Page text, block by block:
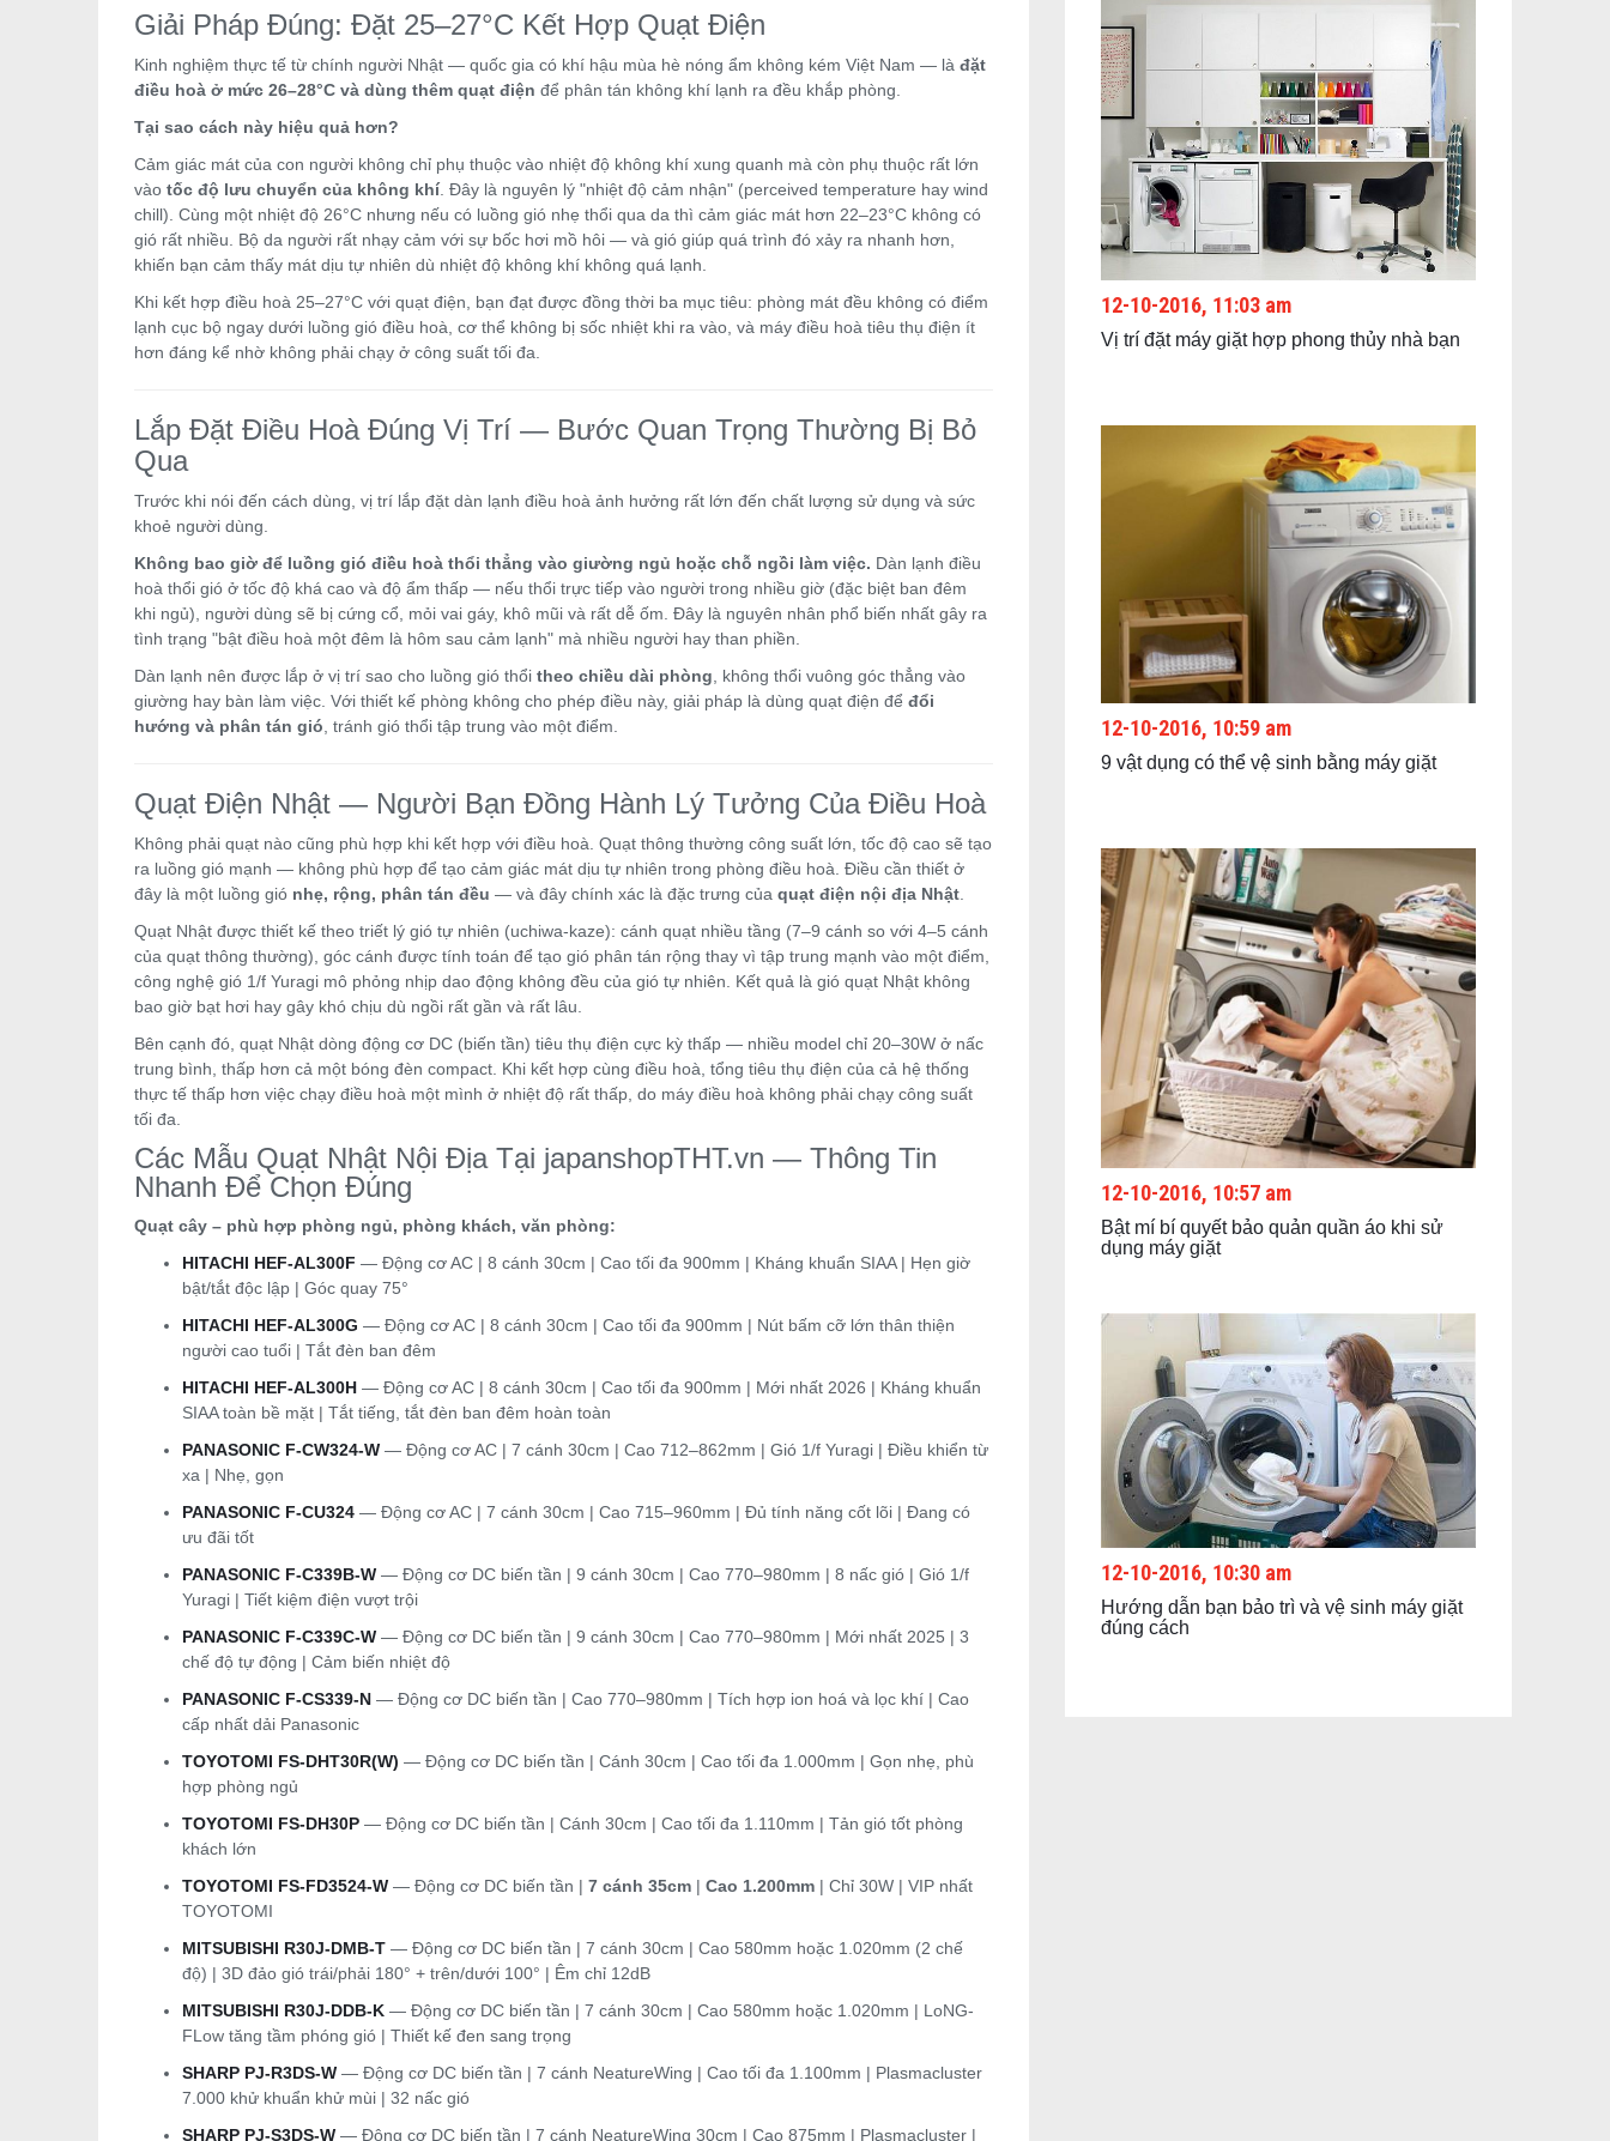
Giải Pháp Đúng: Đặt 25–27°C Kết Hợp Quạt Điện
Kinh nghiệm thực tế từ chính người Nhật — quốc gia có khí hậu mùa hè nóng ẩm không kém Việt Nam — là đặt
điều hoà ở mức 26–28°C và dùng thêm quạt điện để phân tán không khí lạnh ra đều khắp phòng.
Tại sao cách này hiệu quả hơn?
Cảm giác mát của con người không chỉ phụ thuộc vào nhiệt độ không khí xung quanh mà còn phụ thuộc rất lớn
vào tốc độ lưu chuyển của không khí. Đây là nguyên lý "nhiệt độ cảm nhận" (perceived temperature hay wind
chill). Cùng một nhiệt độ 26°C nhưng nếu có luồng gió nhẹ thổi qua da thì cảm giác mát hơn 22–23°C không có
gió rất nhiều. Bộ da người rất nhạy cảm với sự bốc hơi mồ hôi — và gió giúp quá trình đó xảy ra nhanh hơn,
khiến bạn cảm thấy mát dịu tự nhiên dù nhiệt độ không khí không quá lạnh.
Khi kết hợp điều hoà 25–27°C với quạt điện, bạn đạt được đồng thời ba mục tiêu: phòng mát đều không có điểm
lạnh cục bộ ngay dưới luồng gió điều hoà, cơ thể không bị sốc nhiệt khi ra vào, và máy điều hoà tiêu thụ điện ít
hơn đáng kể nhờ không phải chạy ở công suất tối đa.
Lắp Đặt Điều Hoà Đúng Vị Trí — Bước Quan Trọng Thường Bị Bỏ
Qua
Trước khi nói đến cách dùng, vị trí lắp đặt dàn lạnh điều hoà ảnh hưởng rất lớn đến chất lượng sử dụng và sức
khoẻ người dùng.
Không bao giờ để luồng gió điều hoà thổi thẳng vào giường ngủ hoặc chỗ ngồi làm việc. Dàn lạnh điều
hoà thổi gió ở tốc độ khá cao và độ ẩm thấp — nếu thổi trực tiếp vào người trong nhiều giờ (đặc biệt ban đêm
khi ngủ), người dùng sẽ bị cứng cổ, mỏi vai gáy, khô mũi và rất dễ ốm. Đây là nguyên nhân phổ biến nhất gây ra
tình trạng "bật điều hoà một đêm là hôm sau cảm lạnh" mà nhiều người hay than phiền.
Dàn lạnh nên được lắp ở vị trí sao cho luồng gió thổi theo chiều dài phòng , không thổi vuông góc thẳng vào
giường hay bàn làm việc. Với thiết kế phòng không cho phép điều này, giải pháp là dùng quạt điện để đổi
hướng và phân tán gió , tránh gió thổi tập trung vào một điểm.
Quạt Điện Nhật — Người Bạn Đồng Hành Lý Tưởng Của Điều Hoà
Không phải quạt nào cũng phù hợp khi kết hợp với điều hoà. Quạt thông thường công suất lớn, tốc độ cao sẽ tạo
ra luồng gió mạnh — không phù hợp để tạo cảm giác mát dịu tự nhiên trong phòng điều hoà. Điều cần thiết ở
đây là một luồng gió nhẹ, rộng, phân tán đều — và đây chính xác là đặc trưng của quạt điện nội địa Nhật
Quạt Nhật được thiết kế theo triết lý gió tự nhiên (uchiwa-kaze): cánh quạt nhiều tầng (7–9 cánh so với 4–5 cánh
của quạt thông thường), góc cánh được tính toán để tạo gió phân tán rộng thay vì tập trung mạnh vào một điểm,
công nghệ gió 1/f Yuragi mô phỏng nhịp dao động không đều của gió tự nhiên. Kết quả là gió quạt Nhật không
bao giờ bạt hơi hay gây khó chịu dù ngồi rất gần và rất lâu.
Bên cạnh đó, quạt Nhật dòng động cơ DC (biến tần) tiêu thụ điện cực kỳ thấp — nhiều model chỉ 20–30W ở nấc
trung bình, thấp hơn cả một bóng đèn compact. Khi kết hợp cùng điều hoà, tổng tiêu thụ điện của cả hệ thống
thực tế thấp hơn việc chạy điều hoà một mình ở nhiệt độ rất thấp, do máy điều hoà không phải chạy công suất
tối đa.
Các Mẫu Quạt Nhật Nội Địa Tại japanshopTHT.vn — Thông Tin
Nhanh Để Chọn Đúng
Quạt cây – phù hợp phòng ngủ, phòng khách, văn phòng:
HITACHI HEF-AL300F — Động cơ AC | 8 cánh 30cm | Cao tối đa 900mm | Kháng khuẩn SIAA | Hẹn giờ
bật/tắt độc lập | Góc quay 75°
HITACHI HEF-AL300G — Động cơ AC | 8 cánh 30cm | Cao tối đa 900mm | Nút bấm cỡ lớn thân thiện
người cao tuổi | Tắt đèn ban đêm
HITACHI HEF-AL300H — Động cơ AC | 8 cánh 30cm | Cao tối đa 900mm | Mới nhất 2026 | Kháng khuẩn
SIAA toàn bề mặt | Tắt tiếng, tắt đèn ban đêm hoàn toàn
PANASONIC F-CW324-W — Động cơ AC | 7 cánh 30cm | Cao 712–862mm | Gió 1/f Yuragi | Điều khiển từ
xa | Nhẹ, gọn
PANASONIC F-CU324 — Động cơ AC | 7 cánh 30cm | Cao 715–960mm | Đủ tính năng cốt lõi | Đang có
ưu đãi tốt
PANASONIC F-C339B-W — Động cơ DC biến tần | 9 cánh 30cm | Cao 770–980mm | 8 nấc gió | Gió 1/f
Yuragi | Tiết kiệm điện vượt trội
PANASONIC F-C339C-W — Động cơ DC biến tần | 9 cánh 30cm | Cao 770–980mm | Mới nhất 2025 | 3
chế độ tự động | Cảm biến nhiệt độ
PANASONIC F-CS339-N — Động cơ DC biến tần | Cao 770–980mm | Tích hợp ion hoá và lọc khí | Cao
cấp nhất dải Panasonic
TOYOTOMI FS-DHT30R(W) — Động cơ DC biến tần | Cánh 30cm | Cao tối đa 1.000mm | Gọn nhẹ, phù
hợp phòng ngủ
TOYOTOMI FS-DH30P — Động cơ DC biến tần | Cánh 30cm | Cao tối đa 1.110mm | Tản gió tốt phòng
khách lớn
TOYOTOMI FS-FD3524-W — Động cơ DC biến tần | 7 cánh 35cm | Cao 1.200mm | Chỉ 30W | VIP nhất
TOYOTOMI
MITSUBISHI R30J-DMB-T — Động cơ DC biến tần | 7 cánh 30cm | Cao 580mm hoặc 1.020mm (2 chế
độ) | 3D đảo gió trái/phải 180° + trên/dưới 100° | Êm chỉ 12dB
MITSUBISHI R30J-DDB-K — Động cơ DC biến tần | 7 cánh 30cm | Cao 580mm hoặc 1.020mm | LoNG-
FLow tăng tầm phóng gió | Thiết kế đen sang trọng
SHARP PJ-R3DS-W — Động cơ DC biến tần | 7 cánh NeatureWing | Cao tối đa 1.100mm | Plasmacluster
7.000 khử khuẩn khử mùi | 32 nấc gió
SHARP PJ-S3DS-W — Động cơ DC biến tần | 7 cánh NeatureWing 30cm | Cao 875mm | Plasmacluster |
12-10-2016, 11:03 am
Vị trí đặt máy giặt hợp phong thủy nhà bạn
12-10-2016, 10:59 am
9 vật dụng có thể vệ sinh bằng máy giặt
12-10-2016, 10:57 am
Bật mí bí quyết bảo quản quần áo khi sử
dụng máy giặt
12-10-2016, 10:30 am
Hướng dẫn bạn bảo trì và vệ sinh máy giặt
đúng cách